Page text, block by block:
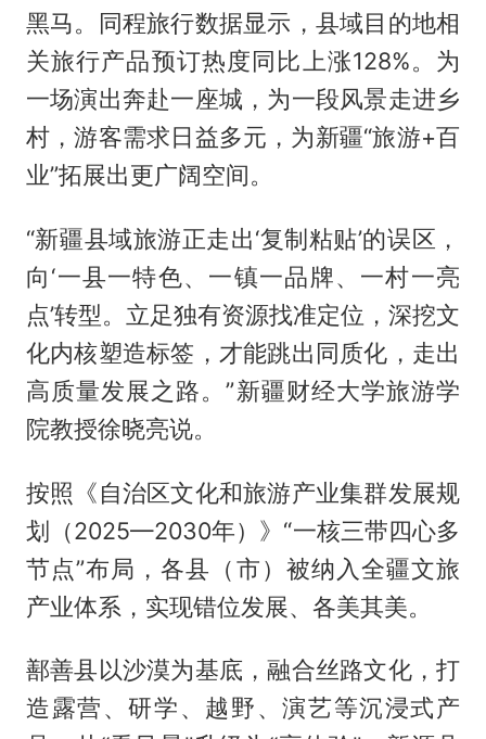
黑马。同程旅行数据显示，县域目的地相
关旅行产品预订热度同比上涨128%。为
一场演出奔赴一座城，为一段风景走进乡
村，游客需求日益多元，为新疆“旅游+百
业”拓展出更广阔空间。
“新疆县域旅游正走出‘复制粘贴’的误区，
向‘一县一特色、一镇一品牌、一村一亮
点’转型。立足独有资源找准定位，深挖文
化内核塑造标签，才能跳出同质化，走出
高质量发展之路。”新疆财经大学旅游学
院教授徐晓亮说。
按照《自治区文化和旅游产业集群发展规
划（2025—2030年）》“一核三带四心多
节点”布局，各县（市）被纳入全疆文旅
产业体系，实现错位发展、各美其美。
鄯善县以沙漠为基底，融合丝路文化，打
造露营、研学、越野、演艺等沉浸式产